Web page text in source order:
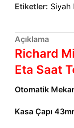
Etiketler: Siyah
Açıklama
Richard
Eta Saat
Otomatik
Kasa Çapı